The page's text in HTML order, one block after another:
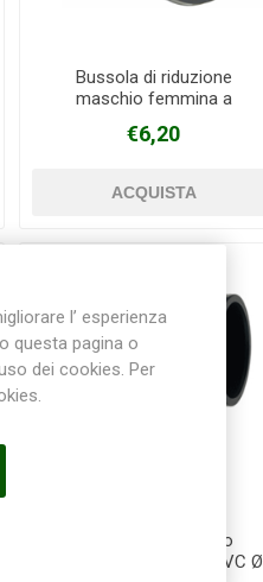
Bussola di riduzione
maschio femmina a
X 63 mm
€6,20
Gomito a incollaggio
femmina femmina in PVC Ø
l’ esperienza
questa pagina o
dei cookies. Per